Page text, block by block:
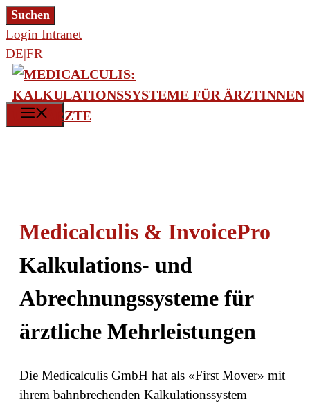
Zum
Inhalt
springen
Suchen
Suchen
Login Intranet
DE|FR
MENÜ
Medicalculis & InvoicePro
Kalkulations- und
Abrechnungs­systeme für
ärztliche Mehrleistungen
Die Medicalculis GmbH hat als «First Mover» mit
ihrem bahnbrechenden Kalkulationssystem